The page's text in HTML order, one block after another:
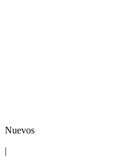
Nuevos
|